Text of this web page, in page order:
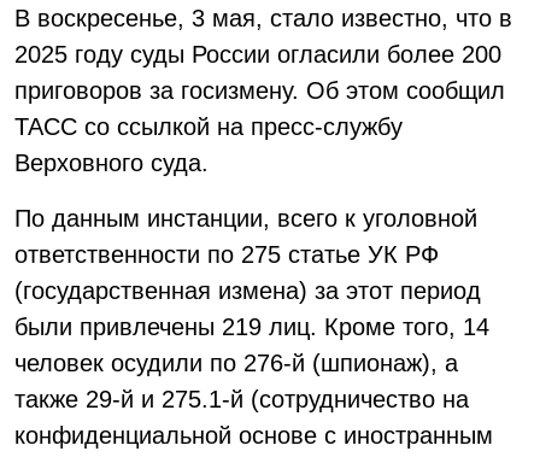
В воскресенье, 3 мая, стало известно, что в
2025 году суды России огласили более 200
приговоров за госизмену. Об этом сообщил
ТАСС со ссылкой на пресс-службу
Верховного суда.
По данным инстанции, всего к уголовной
ответственности по 275 статье УК РФ
(государственная измена) за этот период
были привлечены 219 лиц. Кроме того, 14
человек осудили по 276-й (шпионаж), а
также 29-й и 275.1-й (сотрудничество на
конфиденциальной основе с иностранным